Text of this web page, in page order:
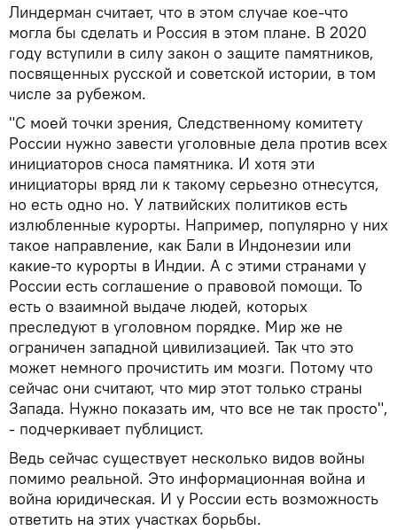
Линдерман считает, что в этом случае кое-что
могла бы сделать и Россия в этом плане. В 2020
году вступили в силу закон о защите памятников,
посвященных русской и советской истории, в том
числе за рубежом.
"С моей точки зрения, Следственному комитету
России нужно завести уголовные дела против всех
инициаторов сноса памятника. И хотя эти
инициаторы вряд ли к такому серьезно отнесутся,
но есть одно но. У латвийских политиков есть
излюбленные курорты. Например, популярно у них
такое направление, как Бали в Индонезии или
какие-то курорты в Индии. А с этими странами у
России есть соглашение о правовой помощи. То
есть о взаимной выдаче людей, которых
преследуют в уголовном порядке. Мир же не
ограничен западной цивилизацией. Так что это
может немного прочистить им мозги. Потому что
сейчас они считают, что мир этот только страны
Запада. Нужно показать им, что все не так просто",
- подчеркивает публицист.
Ведь сейчас существует несколько видов войны
помимо реальной. Это информационная война и
война юридическая. И у России есть возможность
ответить на этих участках борьбы.